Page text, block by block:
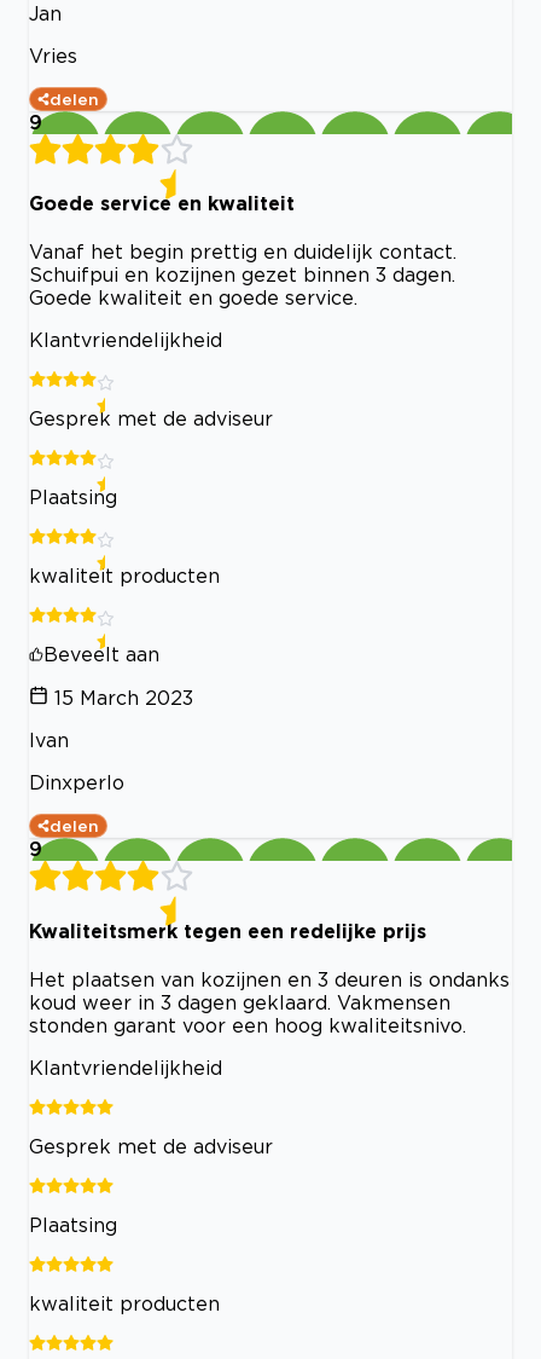
Jan
Vries
delen
9
Goede service en kwaliteit
Vanaf het begin prettig en duidelijk contact.
Schuifpui en kozijnen gezet binnen 3 dagen.
Goede kwaliteit en goede service.
Klantvriendelijkheid
Gesprek met de adviseur
Plaatsing
kwaliteit producten
Beveelt aan
15 March 2023
Ivan
Dinxperlo
delen
9
Kwaliteitsmerk tegen een redelijke prijs
Het plaatsen van kozijnen en 3 deuren is ondanks
koud weer in 3 dagen geklaard. Vakmensen
stonden garant voor een hoog kwaliteitsnivo.
Klantvriendelijkheid
Gesprek met de adviseur
Plaatsing
kwaliteit producten